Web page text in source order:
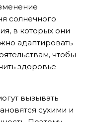
солнечного
в которых они
адаптировать
чтобы
здоровье
вызывать
сухими и